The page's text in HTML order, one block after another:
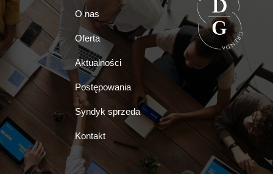
O nas
Oferta
Aktualności
Postępowania
Syndyk sprzeda
Kontakt